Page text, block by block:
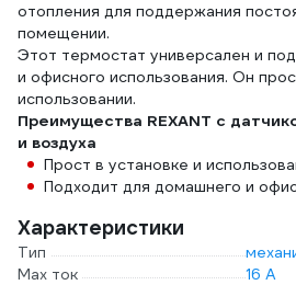
отопления для поддержания
помещении.
Этот термостат универсален и
и офисного использования. Он
использовании.
Преимущества REXANT с
и воздуха
Прост в установке и
Подходит для домашнего и
Характеристики
Тип
Max ток
16 А